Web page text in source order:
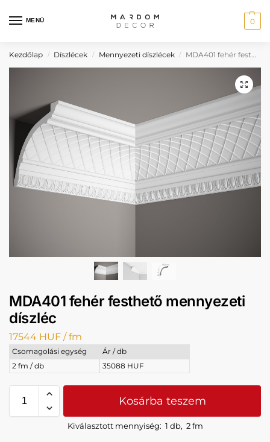
MENÜ 0
Kezdőlap / Díszlécek / Mennyezeti díszlécek / MDA401 fehér festhető mennyezeti díszléc
MDA401 fehér festhető mennyezeti
díszléc
17544 HUF / fm
Csomagolási egység
Ár / db
2 fm / db
35088 HUF
Kosárba teszem
Kiválasztott mennyiség: 1 db, 2 fm